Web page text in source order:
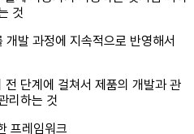
것
발 과정에 지속적으로 반영해서
단계에 걸쳐서 제품의 개발과 관
리하는 것
프레임워크